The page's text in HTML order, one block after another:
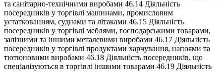
та санітарно-технічними виробами 46.14 Діяльність
посередників у торгівлі машинами, промисловим
устаткованням, суднами та літаками 46.15 Діяльність
посередників у торгівлі меблями, господарськими товарами,
залізними та іншими металевими виробами 46.17 Діяльність
посередників у торгівлі продуктами харчування, напоями та
тютюновими виробами 46.18 Діяльність посередників, що
спеціалізуються в торгівлі іншими товарами 46.19 Діяльність